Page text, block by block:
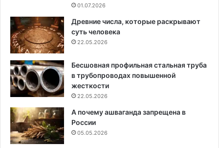
01.07.2026
Древние числа, которые раскрывают
суть человека
22.05.2026
Бесшовная профильная стальная труба
в трубопроводах повышенной
жесткости
22.05.2026
А почему ашваганда запрещена в
России
05.05.2026